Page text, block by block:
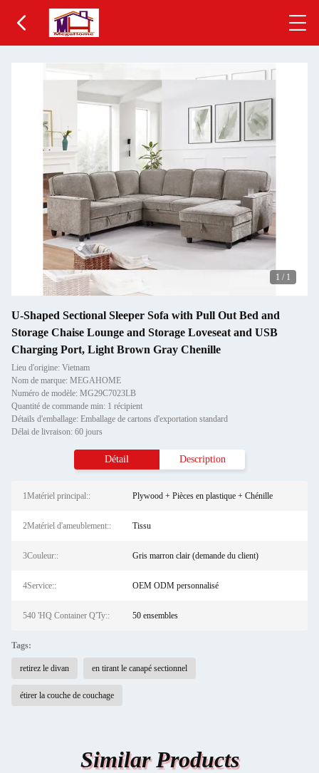
1 / 1
U-Shaped Sectional Sleeper Sofa with Pull Out Bed and
Storage Chaise Lounge and Storage Loveseat and USB
Charging Port, Light Brown Gray Chenille
Lieu d'origine: Vietnam
Nom de marque: MEGAHOME
Numéro de modèle: MG29C7023LB
Quantité de commande min: 1 récipient
Détails d'emballage: Emballage de cartons d'exportation standard
Délai de livraison: 60 jours
Détail Description
1Matériel principal:: Plywood + Pièces en plastique + Chénille
2Matériel d'ameublement:: Tissu
3Couleur:: Gris marron clair (demande du client)
4Service:: OEM ODM personnalisé
540 'HQ Container Q'Ty:: 50 ensembles
Tags:
retirez le divan en tirant le canapé sectionnel
étirer la couche de couchage
Similar Products